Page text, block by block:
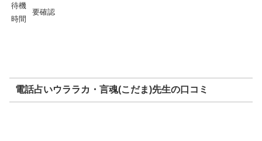
待機
時間
要確認
電話占いウララカ・言魂(こだま)先生の口コミ